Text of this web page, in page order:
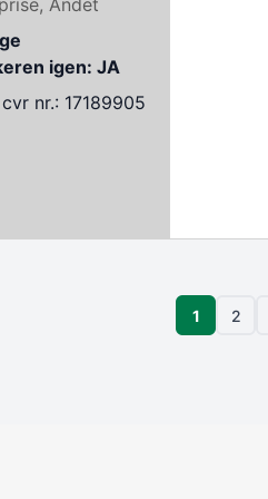
Andet
igen: JA
nr.: 17189905
Side
1
Side
2